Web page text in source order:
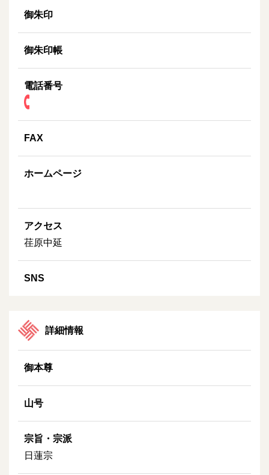
御朱印
御朱印帳
電話番号
FAX
ホームページ
アクセス
荏原中延
SNS
詳細情報
御本尊
山号
宗旨・宗派
日蓮宗